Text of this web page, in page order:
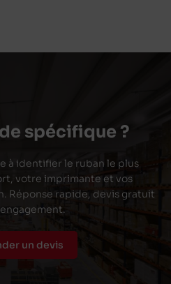
spécifique ?
à identifier le ruban le plus
votre imprimante et vos
Réponse rapide, devis gratuit
un devis